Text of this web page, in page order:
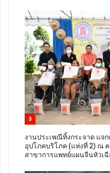
3
งานประเพณีทิ้งกระจาด แจ
อุปโภคบริโภค (แห่งที่ 2) ณ
สาขาการแพทย์แผนจีนหัวเ